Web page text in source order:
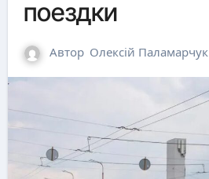
поездки
Автор Олексій Паламарчук